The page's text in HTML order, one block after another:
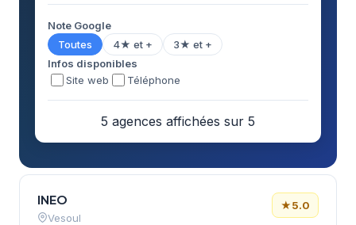
Note Google
Toutes
4★ et +
3★ et +
Infos disponibles
Site web
Téléphone
5 agences affichées sur 5
INEO
Vesoul
★5.0